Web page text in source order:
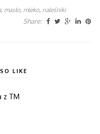
, masło, mleko, naleśniki
Share:
LIKE
z TM